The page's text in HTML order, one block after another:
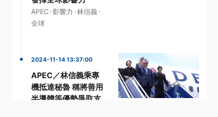
APEC·影響力 ·林信義·
全球
2024-11-14 13:37:00
APEC／林信義乘專
機抵達秘魯 稱將善用
半導體等優勢爭取支